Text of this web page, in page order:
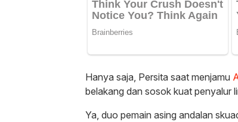
Hanya saja, Persita saat menjamu
belakang dan sosok kuat penyalur
Ya, duo pemain asing andalan